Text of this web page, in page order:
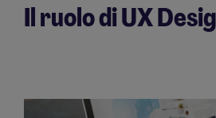
Il ruolo di UX